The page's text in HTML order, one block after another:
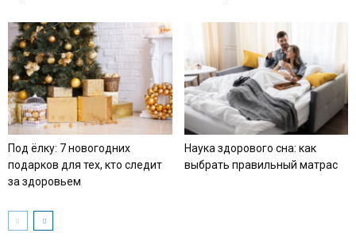
Под ёлку: 7 новогодних
подарков для тех, кто следит
за здоровьем
Наука здорового сна: как
выбрать правильный матрас